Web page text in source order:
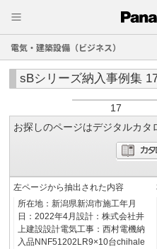
電気・建築設備（ビジネス）
sBシリーズ納入事例集
17
お探しのページはデジタルカタ
左ページから抽出された内容
所在地：新潟県新潟市施工年月
日：2022年4月設計：株式会社井
上建設設計電気工事：西村電機納
入品NNF51202LR9×10台chihale